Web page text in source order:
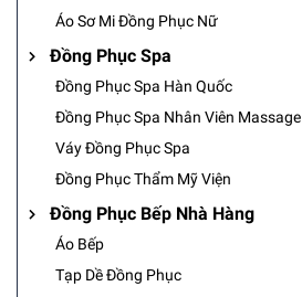
Áo Sơ Mi Đồng Phục Nữ
Đồng Phục Spa
Đồng Phục Spa Hàn Quốc
Đồng Phục Spa Nhân Viên Massage
Váy Đồng Phục Spa
Đồng Phục Thẩm Mỹ Viện
Đồng Phục Bếp Nhà Hàng
Áo Bếp
Tạp Dề Đồng Phục